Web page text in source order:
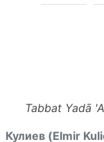
Tabbat Yadā
Кулиев (Elmir